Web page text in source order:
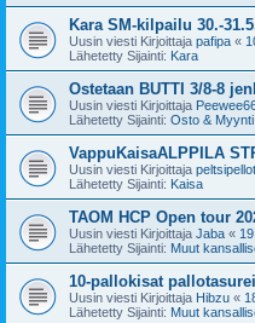
Kara SM-kilpailu 30.-
Uusin viesti Kirjoittaja pafipa «
Lähetetty Sijainti: Kara
Ostetaan BUTTI 3/8-8
Uusin viesti Kirjoittaja
Lähetetty Sijainti: Osto & Myynti
VappuKaisaALPPILA
Uusin viesti Kirjoittaja
Lähetetty Sijainti: Kaisa
TAOM HCP Open tour
Uusin viesti Kirjoittaja Jaba «
Lähetetty Sijainti: Muut
10-pallokisat
Uusin viesti Kirjoittaja Hibzu «
Lähetetty Sijainti: Muut